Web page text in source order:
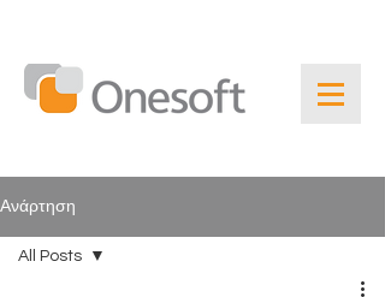
Ανάρτηση
All Posts